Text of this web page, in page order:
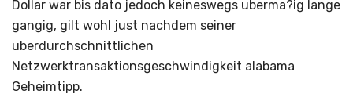
Dollar war bis dato jedoch keineswegs uberma?ig lange
gangig, gilt wohl just nachdem seiner
uberdurchschnittlichen
Netzwerktransaktionsgeschwindigkeit alabama
Geheimtipp.